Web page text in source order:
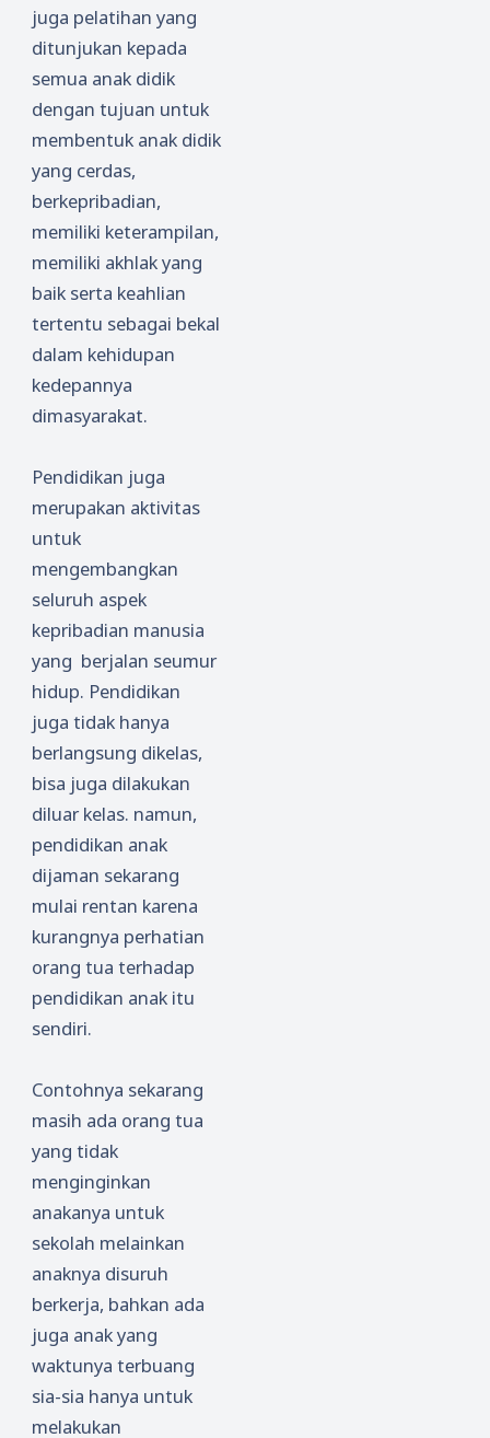
juga pelatihan yang
ditunjukan kepada
semua anak didik
dengan tujuan untuk
membentuk anak didik
yang cerdas,
berkepribadian,
memiliki keterampilan,
memiliki akhlak yang
baik serta keahlian
tertentu sebagai bekal
dalam kehidupan
kedepannya
dimasyarakat.
Pendidikan juga
merupakan aktivitas
untuk
mengembangkan
seluruh aspek
kepribadian manusia
yang berjalan seumur
hidup. Pendidikan
juga tidak hanya
berlangsung dikelas,
bisa juga dilakukan
diluar kelas. namun,
pendidikan anak
dijaman sekarang
mulai rentan karena
kurangnya perhatian
orang tua terhadap
pendidikan anak itu
sendiri.
Contohnya sekarang
masih ada orang tua
yang tidak
menginginkan
anakanya untuk
sekolah melainkan
anaknya disuruh
berkerja, bahkan ada
juga anak yang
waktunya terbuang
sia-sia hanya untuk
melakukan